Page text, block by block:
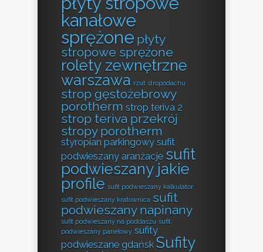
kanałowe
sprężone płyty
stropowe sprężone
rolety zewnętrzne
warszawa rzut stropodachu
strop gęstożebrowy
porotherm strop teriva 2
strop teriva przekrój
stropy porotherm
styropian parkingowy sufit
podwieszany aranżacje sufit
podwieszany jakie
profile sufit podwieszany kalkulator
sufit podwieszany kratownica sufit
podwieszany napinany
sufit podwieszany na poddaszu sufit
podwieszany panelowy sufity
podwieszane gdańsk Sufity